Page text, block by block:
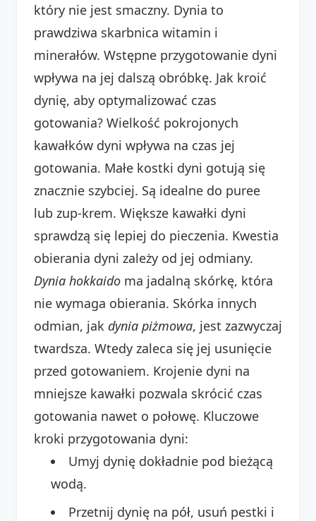
który nie jest smaczny. Dynia to
prawdziwa skarbnica witamin i
minerałów. Wstępne przygotowanie dyni
wpływa na jej dalszą obróbkę. Jak kroić
dynię, aby optymalizować czas
gotowania? Wielkość pokrojonych
kawałków dyni wpływa na czas jej
gotowania. Małe kostki dyni gotują się
znacznie szybciej. Są idealne do puree
lub zup-krem. Większe kawałki dyni
sprawdzą się lepiej do pieczenia. Kwestia
obierania dyni zależy od jej odmiany.
Dynia hokkaido ma jadalną skórkę, która
nie wymaga obierania. Skórka innych
odmian, jak dynia piżmowa, jest zazwyczaj
twardsza. Wtedy zaleca się jej usunięcie
przed gotowaniem. Krojenie dyni na
mniejsze kawałki pozwala skrócić czas
gotowania nawet o połowę. Kluczowe
kroki przygotowania dyni:
Umyj dynię dokładnie pod bieżącą
wodą.
Przetnij dynię na pół, usuń pestki i